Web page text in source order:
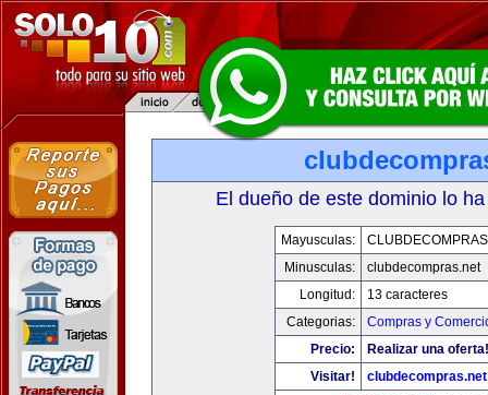
El dueño de este dominio lo
Mayusculas:
Minusculas:
clubdecompras.net
Longitud:
13 caracteres
Categorias:
Compras y
Precio:
Realizar una oferta!
Visitar!
clubdecompras.net